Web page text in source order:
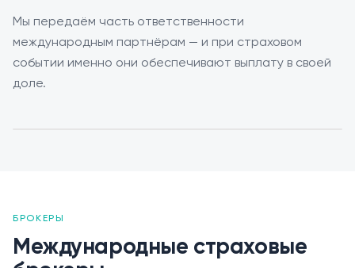
Мы передаём часть ответственности
международным партнёрам — и при страховом
событии именно они обеспечивают выплату в своей
доле.
БРОКЕРЫ
Международные страховые